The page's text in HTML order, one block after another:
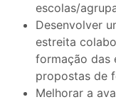
escolas/
Desenvolver
estreita
formação das
propostas de
Melhorar a